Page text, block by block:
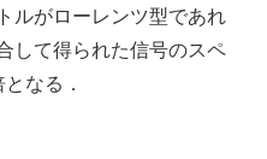
ルがローレンツ型であれ
して得られた信号のスペ
なる．